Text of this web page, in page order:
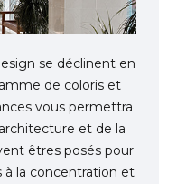
se déclinent en
de coloris et
vous permettra
et de la
êtres posés pour
à la concentration et